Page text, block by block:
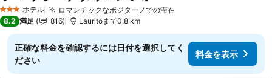
3 ホテルのランク
ホテル ロマンチックなポジターノでの滞在
8.2 満足 816 Lauritoまで0.8 km
正確な料金を確認するには日付を選択してく
ださい
料金を表示